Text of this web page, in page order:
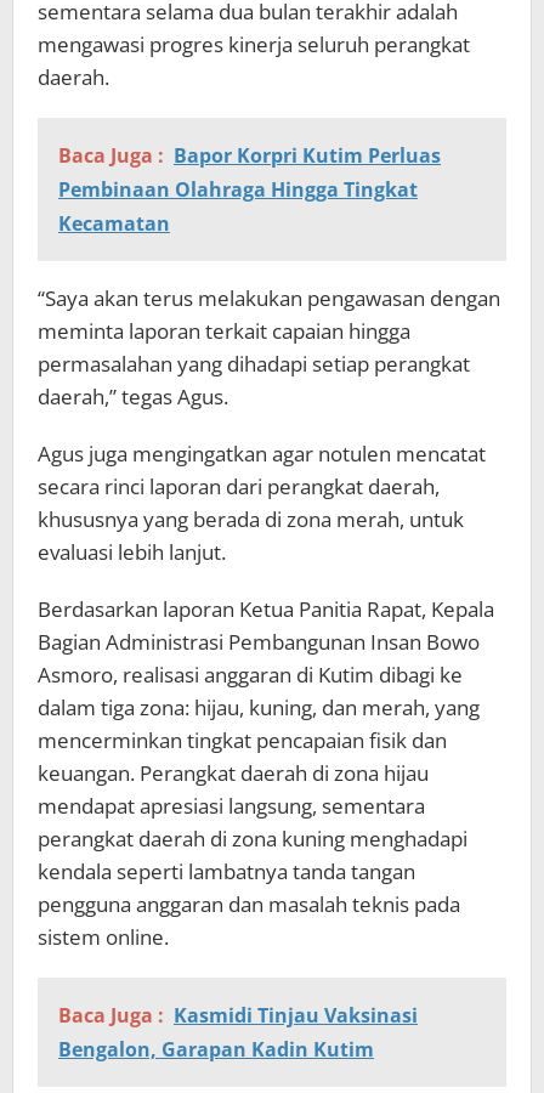
sementara selama dua bulan terakhir adalah
mengawasi progres kinerja seluruh perangkat
daerah.
Baca Juga : Bapor Korpri Kutim Perluas
Pembinaan Olahraga Hingga Tingkat
Kecamatan
“Saya akan terus melakukan pengawasan dengan
meminta laporan terkait capaian hingga
permasalahan yang dihadapi setiap perangkat
daerah,” tegas Agus.
Agus juga mengingatkan agar notulen mencatat
secara rinci laporan dari perangkat daerah,
khususnya yang berada di zona merah, untuk
evaluasi lebih lanjut.
Berdasarkan laporan Ketua Panitia Rapat, Kepala
Bagian Administrasi Pembangunan Insan Bowo
Asmoro, realisasi anggaran di Kutim dibagi ke
dalam tiga zona: hijau, kuning, dan merah, yang
mencerminkan tingkat pencapaian fisik dan
keuangan. Perangkat daerah di zona hijau
mendapat apresiasi langsung, sementara
perangkat daerah di zona kuning menghadapi
kendala seperti lambatnya tanda tangan
pengguna anggaran dan masalah teknis pada
sistem online.
Baca Juga : Kasmidi Tinjau Vaksinasi
Bengalon, Garapan Kadin Kutim